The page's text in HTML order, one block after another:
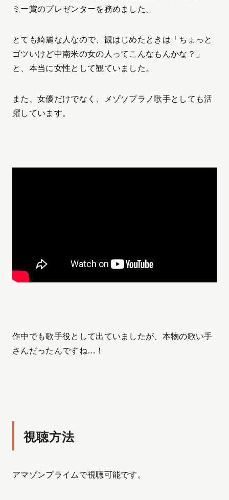
ミー賞のプレゼンターを務めました。
とても綺麗な人なので、観はじめたときは「ちょっと
ゴツいけど中南米の女の人ってこんなもんかな？」
と、本当に女性として観ていました。
また、女優だけでなく、メゾソプラノ歌手としても活
躍しています。
作中でも歌手役として出ていましたが、本物の歌い手
さんだったんですね…！
視聴方法
アマゾンプライムで視聴可能です。